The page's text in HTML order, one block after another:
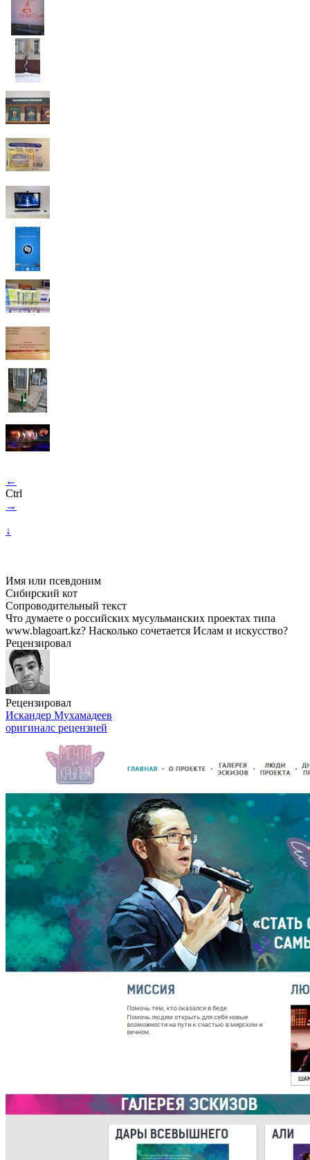
←
Ctrl
→
↓
Имя или псевдоним
Сибирский кот
Сопроводительный текст
Что думаете о российских мусульманских проектах типа
www.blagoart.kz? Насколько сочетается Ислам и искусство?
Рецензировал
Рецензировал
Искандер Мухамадеев
оригиналс рецензией